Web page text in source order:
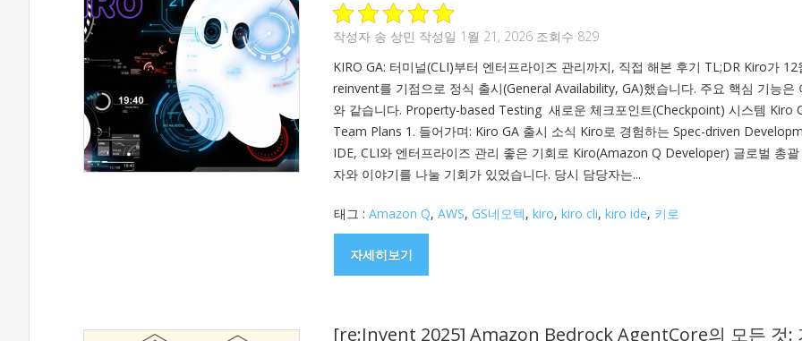
작성자 송 상민 작성일 1월 21, 2026 조회수 829
KIRO GA: 터미널(CLI)부터 엔터프라이즈 관리까지, 직접 해본 후기 TL;DR Kiro가 12
reinvent를 기점으로 정식 출시(General Availability, GA)했습니다. 주요 핵심 기능은
와 같습니다. Property-based Testing 새로운 체크포인트(Checkpoint) 시스템 Kiro
Team Plans 1. 들어가며: Kiro GA 출시 소식 Kiro로 경험하는 Spec-driven
IDE, CLI와 엔터프라이즈 관리 좋은 기회로 Kiro(Amazon Q Developer) 글로벌 총
자와 이야기를 나눌 기회가 있었습니다. 당시 담당자는...
태그 : Amazon Q, AWS, GS네오텍, kiro, kiro cli, kiro ide, 키로
자세히보기
[re:Invent 2025] Amazon Bedrock AgentCore의 모든 것: